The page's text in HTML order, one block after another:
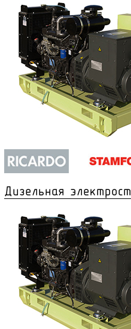
Дизельная